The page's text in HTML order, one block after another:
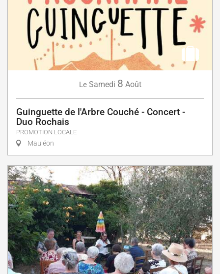
Le Samedi 8 Août
Guinguette de l'Arbre Couché - Concert -
Duo Rochais
PROMOTION LOCALE
Mauléon